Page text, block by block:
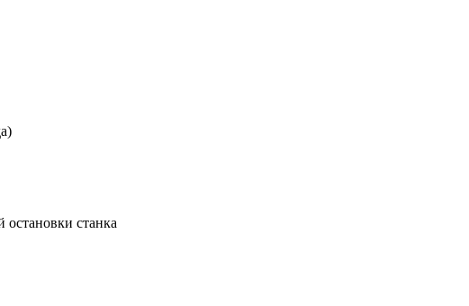
остановки станка